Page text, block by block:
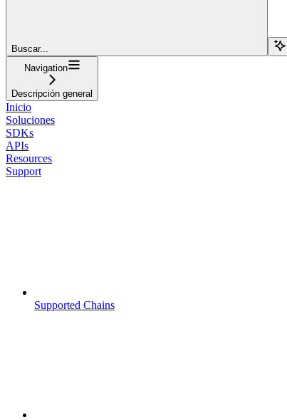
Buscar...
Navigation
Descripción general
Inicio
Soluciones
SDKs
APIs
Resources
Support
Supported Chains